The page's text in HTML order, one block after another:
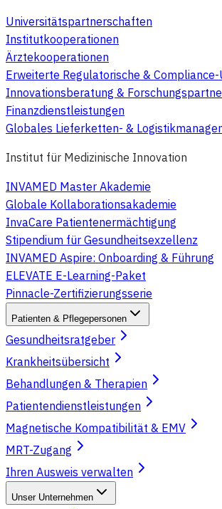
Universitätspartnerschaften
Institutkooperationen
Ärztekooperationen
Erweiterte Regulatorische &
Innovationsberatung &
Finanzdienstleistungen
Globales Lieferketten- &
Institut für Medizinische Innovation
INVAMED Master Akademie
Globale Kollaborationsakademie
InvaCare Patientenermächtigung
Stipendium für Gesundheitsexzellenz
INVAMED Aspire: Onboarding & Führung
ELEVATE E-Learning-Paket
Pinnacle-Zertifizierungsserie
Patienten & Pflegepersonen
Gesundheitsratgeber
Krankheitsübersicht
Behandlungen & Therapien
Patientendienstleistungen
Magnetische Kompatibilität & EMV
MRT-Zugang
Ihren Ausweis verwalten
Unser Unternehmen